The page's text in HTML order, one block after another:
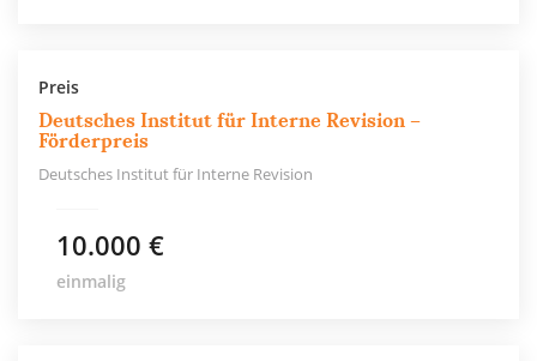
Preis
Deutsches Institut für Interne Revision –
Förderpreis
Deutsches Institut für Interne Revision
10.000 €
einmalig